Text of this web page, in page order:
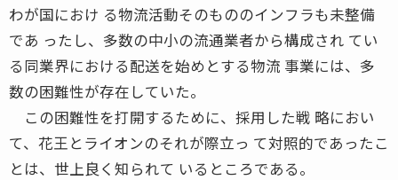
わが国におけ る物流活動そのもののインフラも未整備
であ ったし、多数の中小の流通業者から構成され てい
る同業界における配送を始めとする物流 事業には、多
数の困難性が存在していた。
この困難性を打開するために、採用した戦 略におい
て、花王とライオンのそれが際立っ て対照的であったこ
とは、世上良く知られて いるところである。